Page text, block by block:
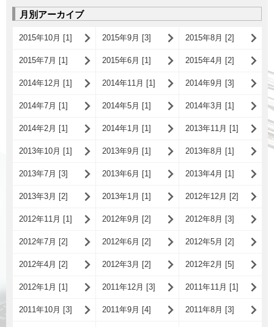
月別アーカイブ
2015年10月 [1] 2015年9月 [3] 2015年8月 [2]
2015年7月 [1] 2015年6月 [1] 2015年4月 [2]
2014年12月 [1] 2014年11月 [1] 2014年9月 [3]
2014年7月 [1] 2014年5月 [1] 2014年3月 [1]
2014年2月 [1] 2014年1月 [1] 2013年11月 [1]
2013年10月 [1] 2013年9月 [1] 2013年8月 [1]
2013年7月 [3] 2013年6月 [1] 2013年4月 [1]
2013年3月 [2] 2013年1月 [1] 2012年12月 [2]
2012年11月 [1] 2012年9月 [2] 2012年8月 [3]
2012年7月 [2] 2012年6月 [2] 2012年5月 [2]
2012年4月 [2] 2012年3月 [2] 2012年2月 [5]
2012年1月 [1] 2011年12月 [3] 2011年11月 [1]
2011年10月 [3] 2011年9月 [4] 2011年8月 [3]